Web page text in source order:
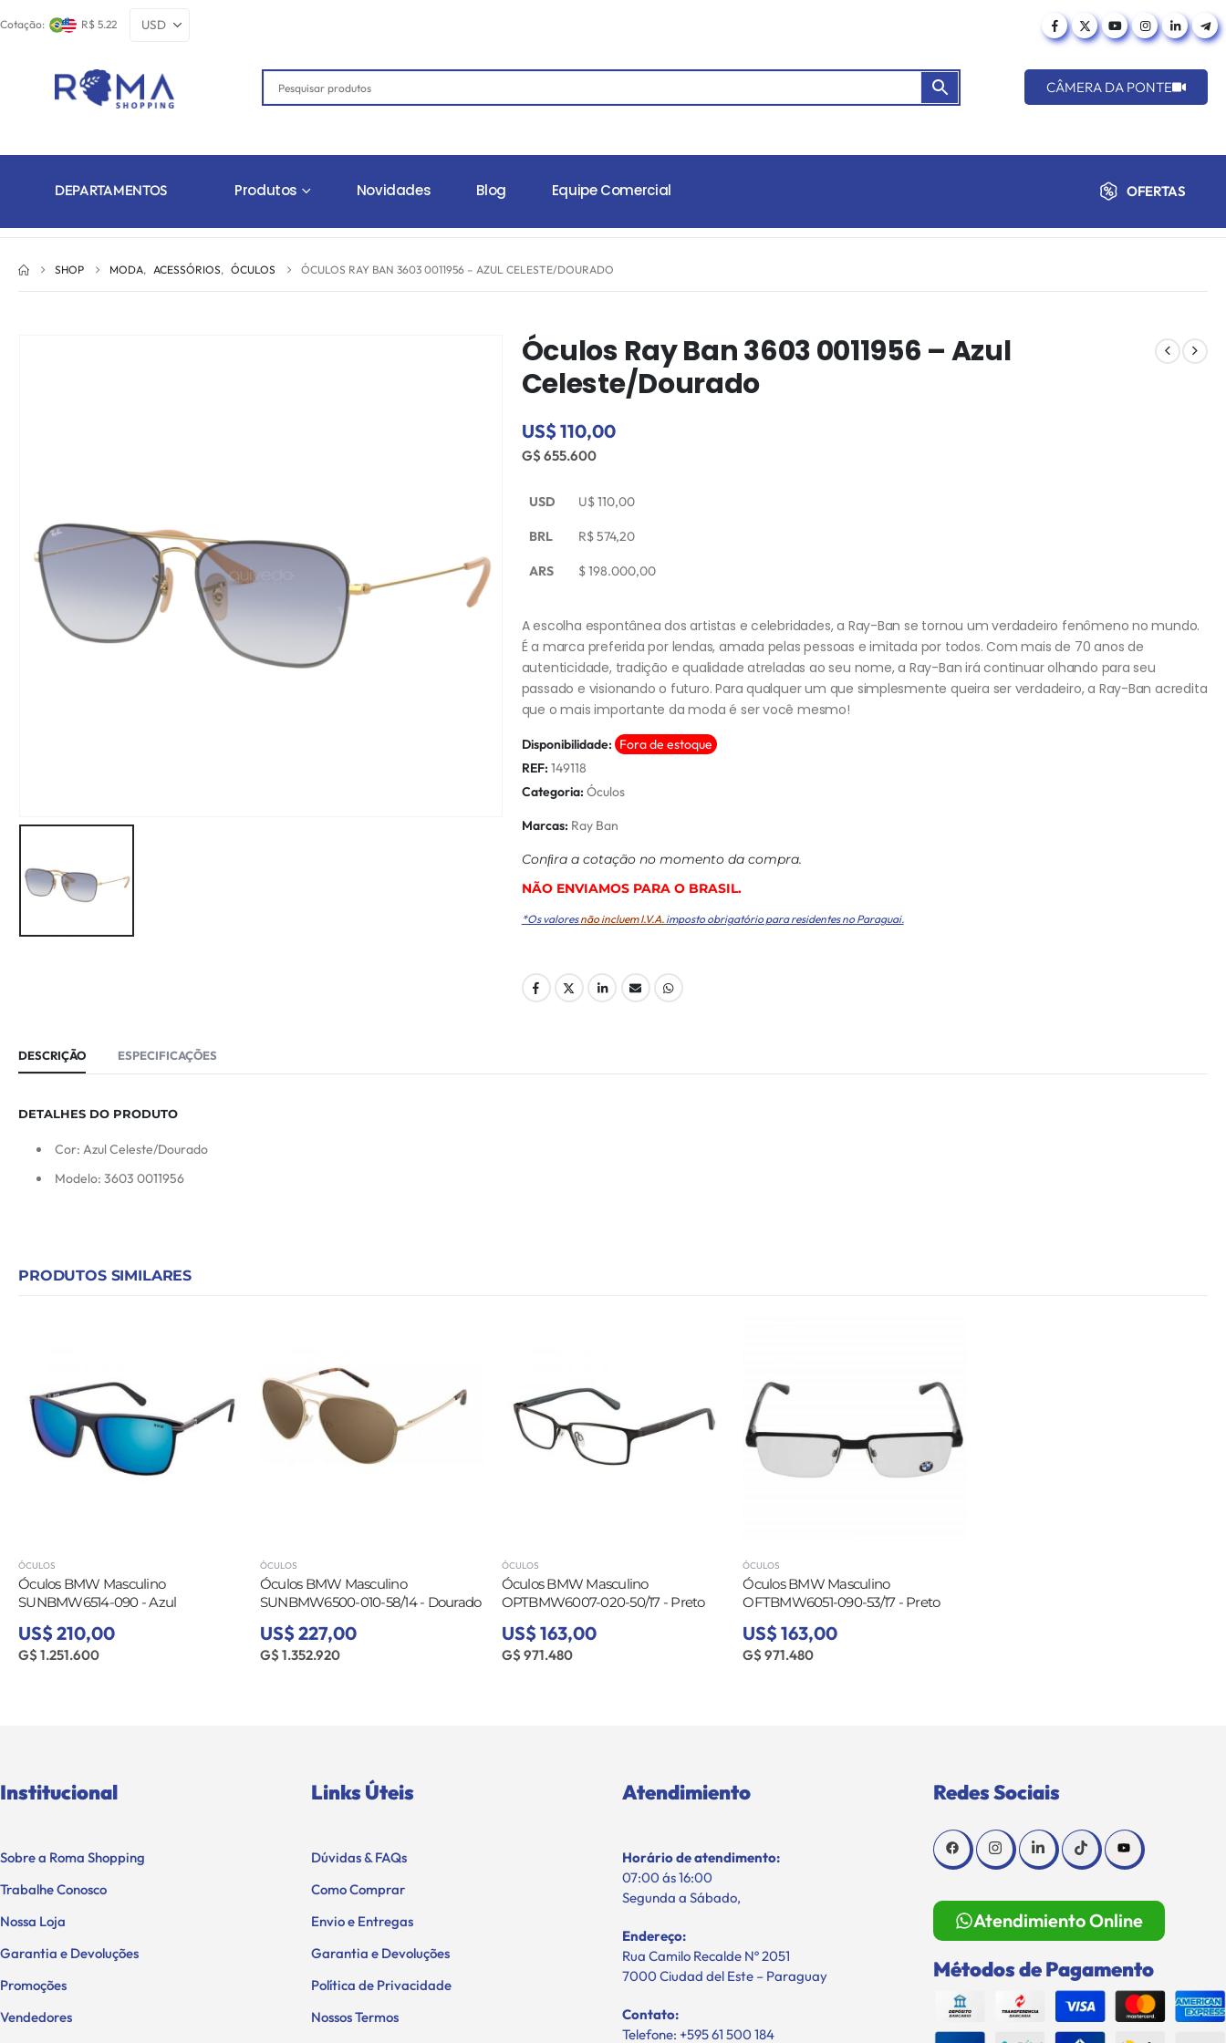
Cotação: R$ 5.22
CÂMERA DA PONTE
DEPARTAMENTOS Produtos Novidades Blog Equipe Comercial OFERTAS
SHOP MODA, ACESSÓRIOS, ÓCULOS ÓCULOS RAY BAN 3603 0011956 – AZUL CELESTE/DOURADO
Óculos Ray Ban 3603 0011956 – Azul
Celeste/Dourado
US$ 110,00
G$ 655.600
USD U$110,00
BRL R$574,20
ARS $198.000,00
A escolha espontânea dos artistas e celebridades, a Ray-Ban se tornou um verdadeiro fenômeno no mundo.
É a marca preferida por lendas, amada pelas pessoas e imitada por todos. Com mais de 70 anos de
autenticidade, tradição e qualidade atreladas ao seu nome, a Ray-Ban irá continuar olhando para seu
passado e visionando o futuro. Para qualquer um que simplesmente queira ser verdadeiro, a Ray-Ban acredita
que o mais importante da moda é ser você mesmo!
Disponibilidade: Fora de estoque
REF: 149118
Categoria: Óculos
Marcas: Ray Ban
Conﬁra a cotação no momento da compra.
NÃO ENVIAMOS PARA O BRASIL.
*Os valoresnão incluem I.V.A. imposto obrigatório para residentes no Paraguai.
DESCRIÇÃO ESPECIFICAÇÕES
DETALHES DO PRODUTO
Cor: Azul Celeste/Dourado
Modelo: 3603 0011956
PRODUTOS SIMILARES
ÓCULOS
Óculos BMW Masculino
SUNBMW6514-090 - Azul
US$ 210,00
G$ 1.251.600
ÓCULOS
Óculos BMW Masculino
SUNBMW6500-010-58/14 - Dourado
US$ 227,00
G$ 1.352.920
ÓCULOS
Óculos BMW Masculino
OPTBMW6007-020-50/17 - Preto
US$ 163,00
G$ 971.480
ÓCULOS
Óculos BMW Masculino
OFTBMW6051-090-53/17 - Preto
US$ 163,00
G$ 971.480
Institucional
Sobre a Roma Shopping
Trabalhe Conosco
Nossa Loja
Garantia e Devoluções
Promoções
Vendedores
Links Úteis
Dúvidas & FAQs
Como Comprar
Envio e Entregas
Garantia e Devoluções
Política de Privacidade
Nossos Termos
Atendimiento
Horário de atendimento:
07:00 ás 16:00
Segunda a Sábado,
Endereço:
Rua Camilo Recalde Nº 2051
7000 Ciudad del Este – Paraguay
Contato:
Telefone: +595 61 500 184
Redes Sociais
Atendimiento Online
Métodos de Pagamento